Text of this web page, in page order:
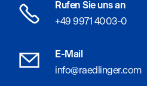
Rufen Sie uns an
+49 9971 4003-0
E-Mail
info@raedlinger.com